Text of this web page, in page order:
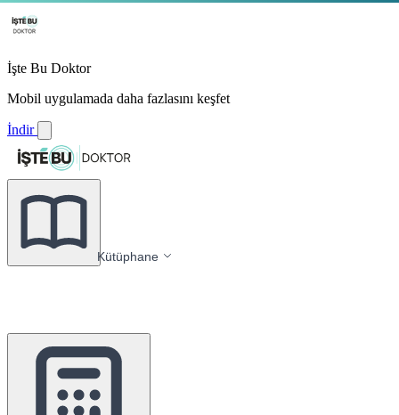
İşte Bu Doktor
Mobil uygulamada daha fazlasını keşfet
İndir
Kütüphane